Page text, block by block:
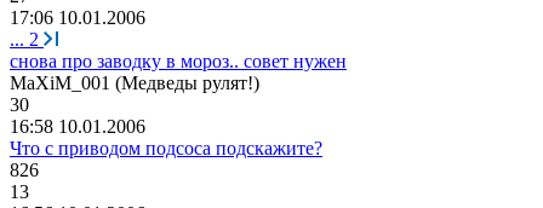
17:06 10.01.2006
... 2
снова про заводку в мороз.. совет нужен
MaXiM_001 (Медведы рулят!)
30
16:58 10.01.2006
Что с приводом подсоса подскажите?
826
13